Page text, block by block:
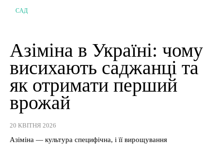
САД
Азіміна в Україні: чому
висихають саджанці та
як отримати перший
врожай
20 КВІТНЯ 2026
Азіміна — культура специфічна, і її вирощування